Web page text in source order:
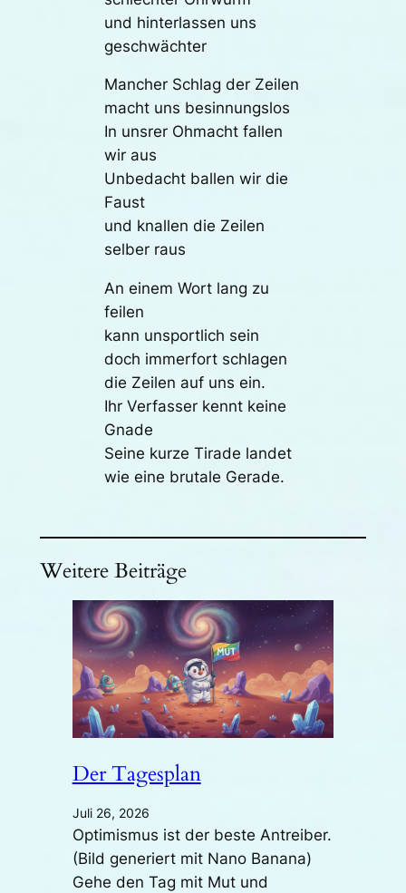
und hinterlassen uns
geschwächter
Mancher Schlag der Zeilen
macht uns besinnungslos
In unsrer Ohmacht fallen
wir aus
Unbedacht ballen wir die
Faust
und knallen die Zeilen
selber raus
An einem Wort lang zu
feilen
kann unsportlich sein
doch immerfort schlagen
die Zeilen auf uns ein.
Ihr Verfasser kennt keine
Gnade
Seine kurze Tirade landet
wie eine brutale Gerade.
Weitere Beiträge
Der Tagesplan
Juli 26, 2026
Optimismus ist der beste Antreiber.
(Bild generiert mit Nano Banana)
Gehe den Tag mit Mut und